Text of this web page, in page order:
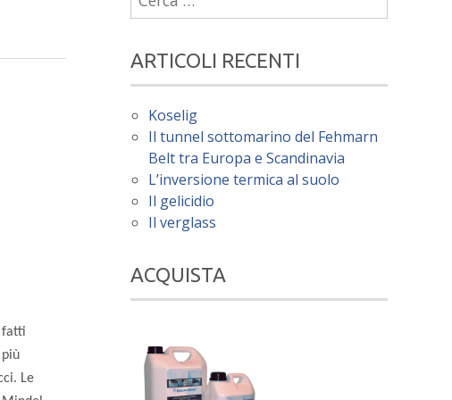
fatti
Le
per:
ARTICOLI RECENTI
Koselig
Il tunnel sottomarino del Fehmarn
Belt tra Europa e Scandinavia
L’inversione termica al suolo
Il gelicidio
Il verglass
ACQUISTA